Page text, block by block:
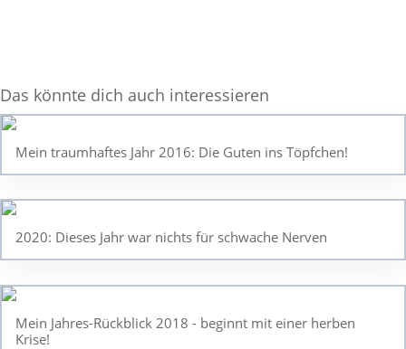
Das könnte dich auch interessieren
Mein traumhaftes Jahr 2016: Die Guten ins Töpfchen!
2020: Dieses Jahr war nichts für schwache Nerven
Mein Jahres-Rückblick 2018 - beginnt mit einer herben
Krise!